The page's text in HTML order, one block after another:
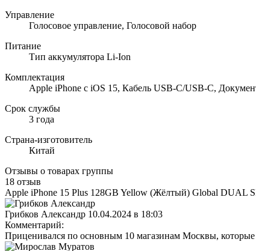
Управление
Голосовое управление, Голосовой набор
Питание
Тип аккумулятора Li-Ion
Комплектация
Apple iPhone с iOS 15, Кабель USB‑C/USB‑C,
Срок службы
3 года
Страна-изготовитель
Китай
Отзывы о товарах группы
18 отзыв
Apple iPhone 15 Plus 128GB Yellow (Жёлтый) Global DUAL
Грибков Александр 10.04.2024 в 18:03
Комментарий:
Приценивался по основным 10 магазинам Москвы, которые